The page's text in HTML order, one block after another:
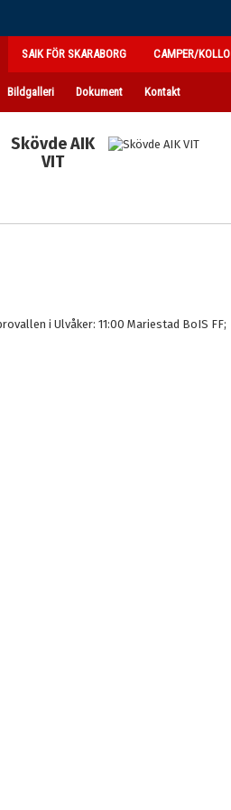
SAIK FÖR SKARABORG CAMPER/KOLLO
Bildgalleri Dokument Kontakt
Skövde AIK
VIT
i Ulvåker: 11:00 Mariestad BoIS FF;